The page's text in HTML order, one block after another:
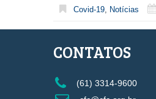
Covid-19, Notícias
CONTATOS
(61) 3314-9600